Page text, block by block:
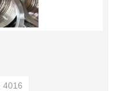
4016